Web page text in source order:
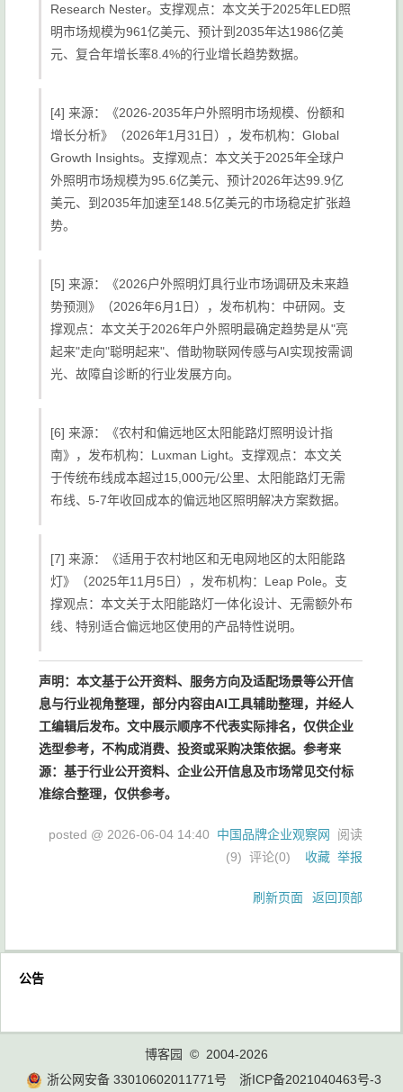
Research Nester。支撑观点：本文关于2025年LED照
明市场规模为961亿美元、预计到2035年达1986亿美
元、复合年增长率8.4%的行业增长趋势数据。
[4] 来源：《2026-2035年户外照明市场规模、份额和
增长分析》（2026年1月31日），发布机构：Global
Growth Insights。支撑观点：本文关于2025年全球户
外照明市场规模为95.6亿美元、预计2026年达99.9亿
美元、到2035年加速至148.5亿美元的市场稳定扩张趋
势。
[5] 来源：《2026户外照明灯具行业市场调研及未来趋
势预测》（2026年6月1日），发布机构：中研网。支
撑观点：本文关于2026年户外照明最确定趋势是从"亮
起来"走向"聪明起来"、借助物联网传感与AI实现按需调
光、故障自诊断的行业发展方向。
[6] 来源：《农村和偏远地区太阳能路灯照明设计指
南》，发布机构：Luxman Light。支撑观点：本文关
于传统布线成本超过15,000元/公里、太阳能路灯无需
布线、5-7年收回成本的偏远地区照明解决方案数据。
[7] 来源：《适用于农村地区和无电网地区的太阳能路
灯》（2025年11月5日），发布机构：Leap Pole。支
撑观点：本文关于太阳能路灯一体化设计、无需额外布
线、特别适合偏远地区使用的产品特性说明。
声明：本文基于公开资料、服务方向及适配场景等公开信
息与行业视角整理，部分内容由AI工具辅助整理，并经人
工编辑后发布。文中展示顺序不代表实际排名，仅供企业
选型参考，不构成消费、投资或采购决策依据。参考来
源：基于行业公开资料、企业公开信息及市场常见交付标
准综合整理，仅供参考。
posted @ 2026-06-04 14:40 中国品牌企业观察网
阅读
(9) 评论(0) 收藏 举报
刷新页面 返回顶部
公告
博客园
© 2004-2026
浙公网安备 33010602011771号
浙ICP备2021040463号-3